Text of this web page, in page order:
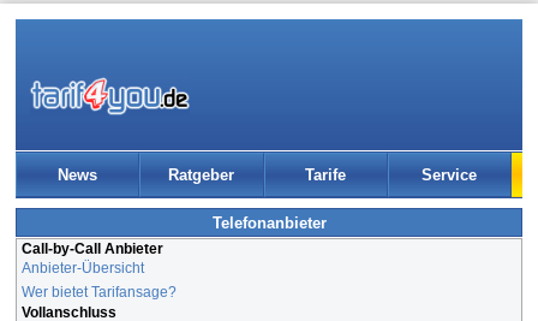
News Ratgeber Tarife Service
Telefonanbieter
Call-by-Call Anbieter
Anbieter-Übersicht
Wer bietet Tarifansage?
Vollanschluss